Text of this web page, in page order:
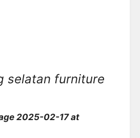
selatan furniture